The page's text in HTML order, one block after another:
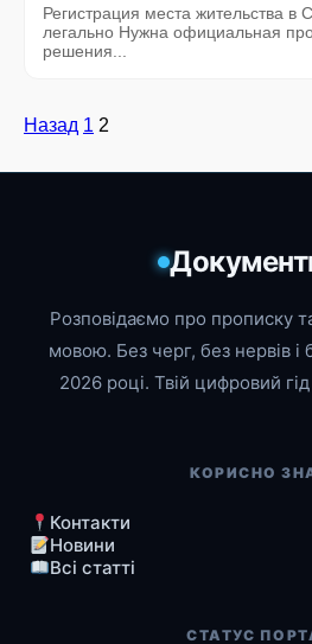
Регистрация места жительства в
легально Нужна официальная
решения...
Пагінація
Назад 1 2
Розповідаємо про прописку
мовою. Без черг, без нервів і
2026 році. Твій цифровий гід
КОРИСНО
Контакти
Новини
Всі статті
СТАТУС